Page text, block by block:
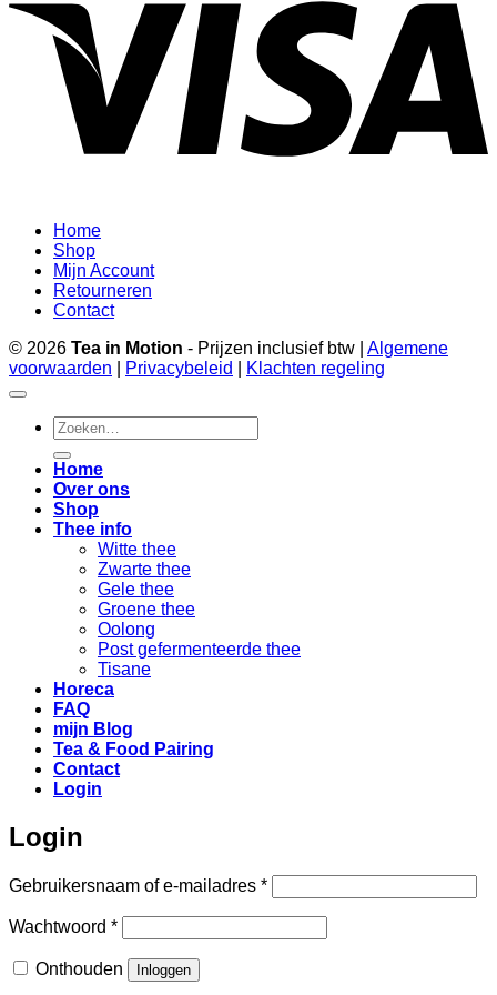
Home
Shop
Mijn Account
Retourneren
Contact
© 2026 Tea in Motion - Prijzen inclusief btw | Algemene
voorwaarden
Privacybeleid Klachten regeling
Zoeken
naar:
Home
Over ons
Shop
Thee info
Witte thee
Zwarte thee
Gele thee
Groene thee
Oolong
Post gefermenteerde thee
Tisane
Horeca
FAQ
mijn Blog
Tea & Food Pairing
Contact
Login
Login
Gebruikersnaam of e-mailadres *Vereist
Wachtwoord *Vereist
Onthouden Inloggen